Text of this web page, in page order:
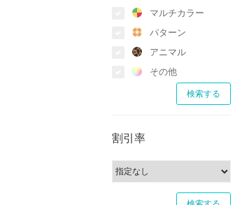
マルチカラー
パターン
アニマル
その他
割引率